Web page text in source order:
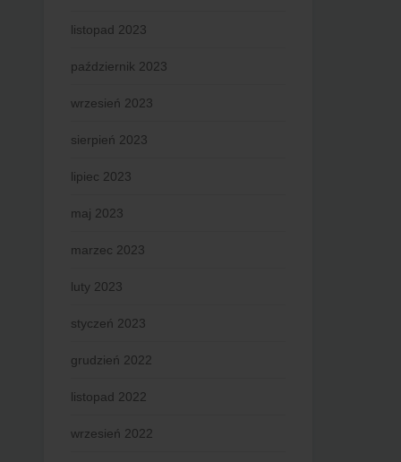
listopad 2023
październik 2023
wrzesień 2023
sierpień 2023
lipiec 2023
maj 2023
marzec 2023
luty 2023
styczeń 2023
grudzień 2022
listopad 2022
wrzesień 2022